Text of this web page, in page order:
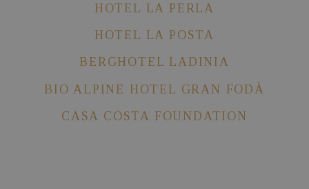
HOTEL LA PERLA
HOTEL LA POSTA
BERGHOTEL LADINIA
BIO ALPINE HOTEL GRAN FODÀ
CASA COSTA FOUNDATION